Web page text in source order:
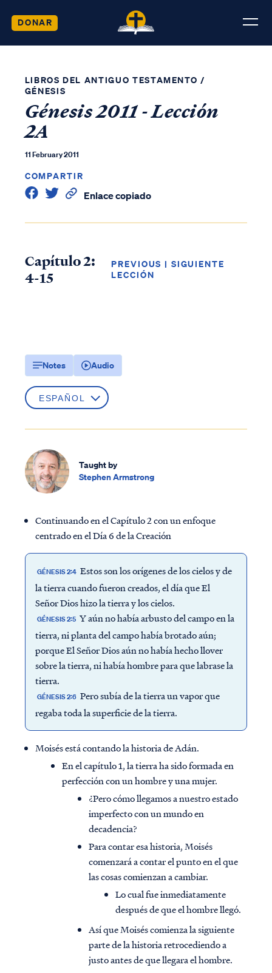
DONAR
LIBROS DEL ANTIGUO TESTAMENTO /
GÉNESIS
Génesis 2011 - Lección
2A
11 February 2011
COMPARTIR
Enlace copiado
Capítulo 2:
4-15
PREVIOUS | SIGUIENTE
LECCIÓN
Notes Audio
Taught by
Stephen Armstrong
Continuando en el Capítulo 2 con un enfoque
centrado en el Día 6 de la Creación
GÉNESIS 2:4 Estos son los orígenes de los cielos y de
la tierra cuando fueron creados, el día que El
Señor Dios hizo la tierra y los cielos.
GÉNESIS 2:5 Y aún no había arbusto del campo en la
tierra, ni planta del campo había brotado aún;
porque El Señor Dios aún no había hecho llover
sobre la tierra, ni había hombre para que labrase la
tierra.
GÉNESIS 2:6 Pero subía de la tierra un vapor que
regaba toda la superficie de la tierra.
Moisés está contando la historia de Adán.
En el capítulo 1, la tierra ha sido formada en
perfección con un hombre y una mujer.
¿Pero cómo llegamos a nuestro estado
imperfecto con un mundo en
decadencia?
Para contar esa historia, Moisés
comenzará a contar el punto en el que
las cosas comienzan a cambiar.
Lo cual fue inmediatamente
después de que el hombre llegó.
Así que Moisés comienza la siguiente
parte de la historia retrocediendo a
justo antes de que llegara el hombre.